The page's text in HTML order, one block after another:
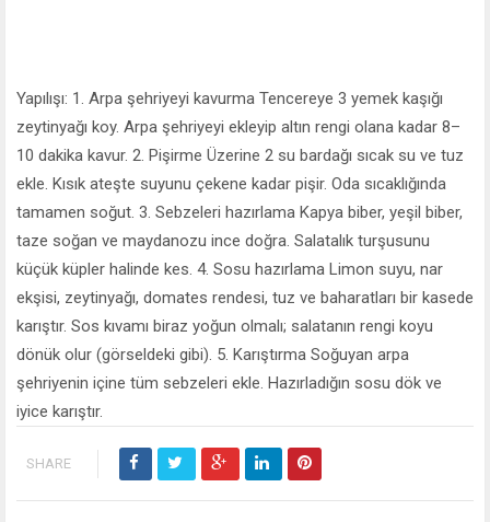
Yapılışı: 1. Arpa şehriyeyi kavurma Tencereye 3 yemek kaşığı
zeytinyağı koy. Arpa şehriyeyi ekleyip altın rengi olana kadar 8–
10 dakika kavur. 2. Pişirme Üzerine 2 su bardağı sıcak su ve tuz
ekle. Kısık ateşte suyunu çekene kadar pişir. Oda sıcaklığında
tamamen soğut. 3. Sebzeleri hazırlama Kapya biber, yeşil biber,
taze soğan ve maydanozu ince doğra. Salatalık turşusunu
küçük küpler halinde kes. 4. Sosu hazırlama Limon suyu, nar
ekşisi, zeytinyağı, domates rendesi, tuz ve baharatları bir kasede
karıştır. Sos kıvamı biraz yoğun olmalı; salatanın rengi koyu
dönük olur (görseldeki gibi). 5. Karıştırma Soğuyan arpa
şehriyenin içine tüm sebzeleri ekle. Hazırladığın sosu dök ve
iyice karıştır.
SHARE